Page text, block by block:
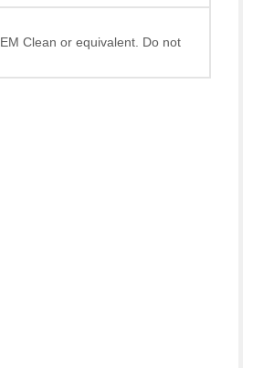
Clean or equivalent. Do not